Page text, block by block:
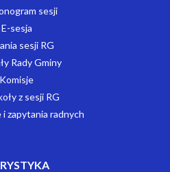
sesji
E-sesja
sesji RG
Rady Gminy
Komisje
z sesji RG
zapytania radnych